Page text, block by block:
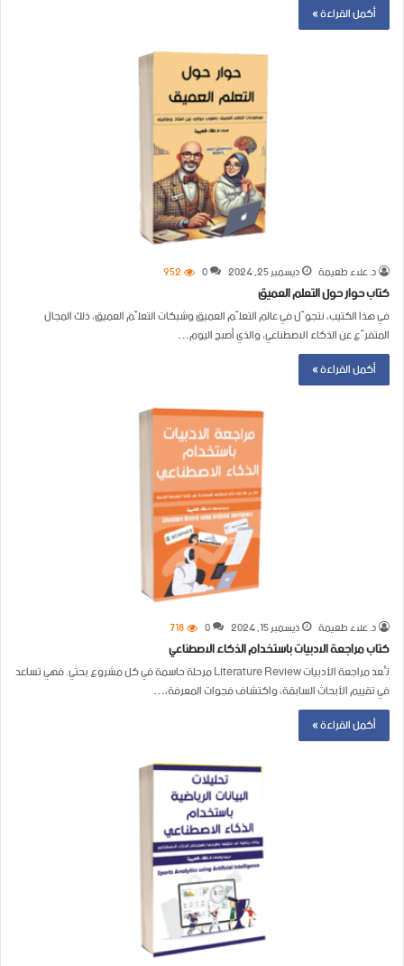
أكمل القراءة »
د. علاء طعيمة ديسمبر 25, 2024 0
952
كتاب حوار حول التعلم العميق
في هذا الكتيب، نتجوّل في عالم التعلّم العميق وشبكات التعلّم العميق، ذلك المجال
المتفرّع عن الذكاء الاصطناعي، والذي أصبح اليوم…
أكمل القراءة »
د. علاء طعيمة ديسمبر 15, 2024 0
718
كتاب مراجعة الادبيات باستخدام الذكاء الاصطناعي
تُعد مراجعة الأدبيات Literature Review مرحلة حاسمة في كل مشروع بحثي. فهي تساعد
في تقييم الأبحاث السابقة، واكتشاف فجوات المعرفة،…
أكمل القراءة »